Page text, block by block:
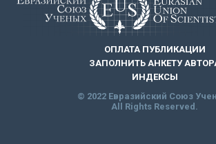
ОПЛАТА ПУБЛИКАЦИИ
ЗАПОЛНИТЬ АНКЕТУ
ИНДЕКСЫ
© 2022 Евразийский Союз
All Rights Reserved.